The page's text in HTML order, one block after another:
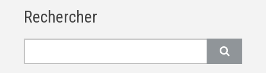
Rechercher